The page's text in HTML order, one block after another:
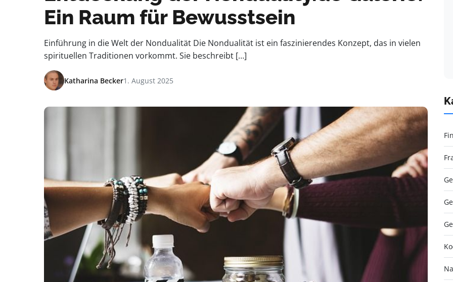
Ein Raum für Bewusstsein
Einführung in die Welt der Nondualität Die Nondualität ist ein faszinierendes Konzept, das in vielen
spirituellen Traditionen vorkommt. Sie beschreibt […]
Katharina Becker1. August 2025